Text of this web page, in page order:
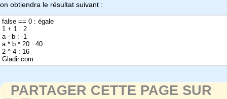
on obtiendra le résultat suivant :
false == 0 : égale
1 + 1 : 2
a - b : -1
a * b * 20 : 40
2 ^ 4 : 16
Gladir.com
PARTAGER CETTE PAGE SUR